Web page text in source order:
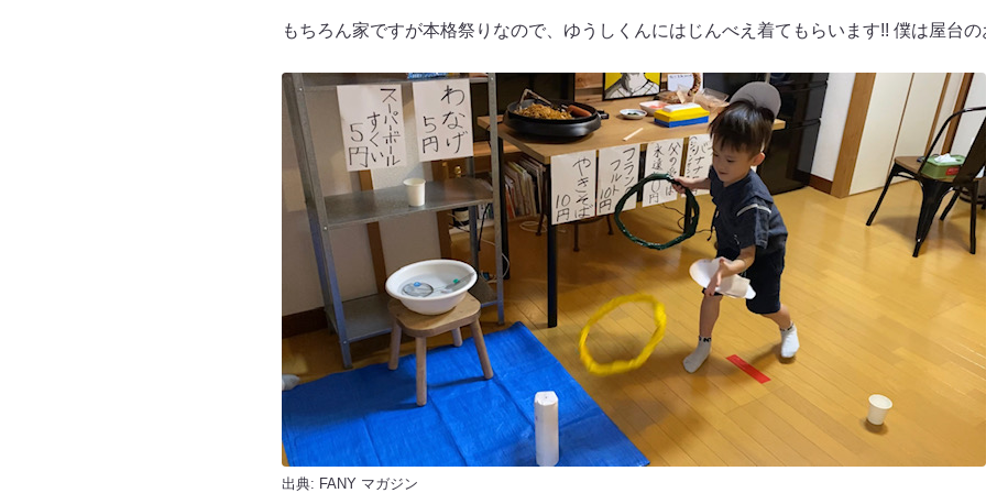
もちろん家ですが本格祭りなので、ゆうしくんにはじんべえ着てもらいます!! 僕は屋台の
出典: FANY マガジン